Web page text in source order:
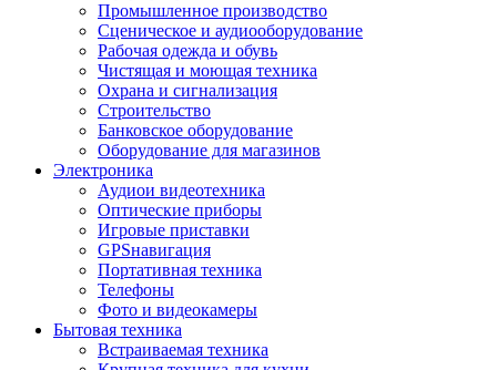
Промышленное производство
Сценическое и аудиооборудование
Рабочая одежда и обувь
Чистящая и моющая техника
Охрана и сигнализация
Строительство
Банковское оборудование
Оборудование для магазинов
Электроника
Аудиои видеотехника
Оптические приборы
Игровые приставки
GPSнавигация
Портативная техника
Телефоны
Фото и видеокамеры
Бытовая техника
Встраиваемая техника